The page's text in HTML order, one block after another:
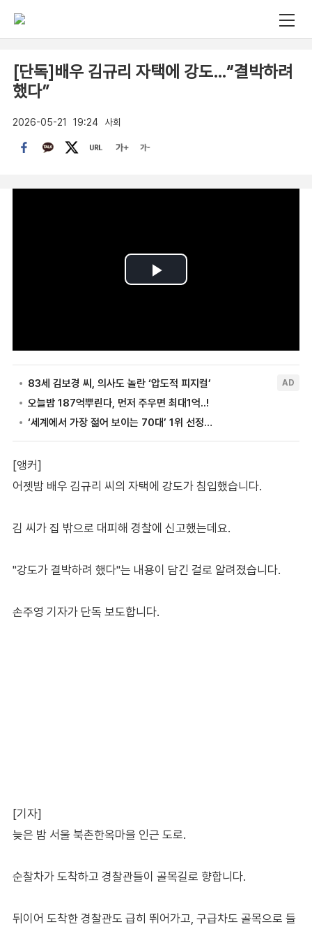
[단독]배우 김규리 자택에 강도…“결박하려
했다”
2026-05-21 19:24 사회
[앵커]
어젯밤 배우 김규리 씨의 자택에 강도가 침입했습니다.
김 씨가 집 밖으로 대피해 경찰에 신고했는데요.
"강도가 결박하려 했다"는 내용이 담긴 걸로 알려졌습니다.
손주영 기자가 단독 보도합니다.
[기자]
늦은 밤 서울 북촌한옥마을 인근 도로.
순찰차가 도착하고 경찰관들이 골목길로 향합니다.
뒤이어 도착한 경찰관도 급히 뛰어가고, 구급차도 골목으로 들